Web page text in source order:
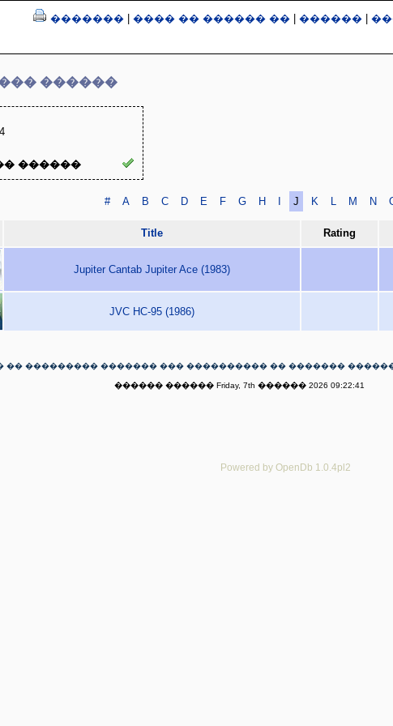
������� ���� �� ������ �� ������
������
������
# A B C D E F G H I J K L M N
Title Rating
Jupiter Cantab Jupiter Ace (1983)
JVC HC-95 (1986)
�� ��������� ������� ��� ���������� �� �������
������ ������ Friday, 7th ������ 2026 09:22:41
Powered by OpenDb 1.0.4pl2